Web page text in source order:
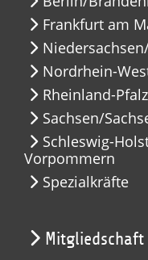
Frankfurt am
Nordrhein-
Rheinland-
Sachsen/
Schleswig-
Vorpommern
Spezialkräfte
Mitgliedschaft